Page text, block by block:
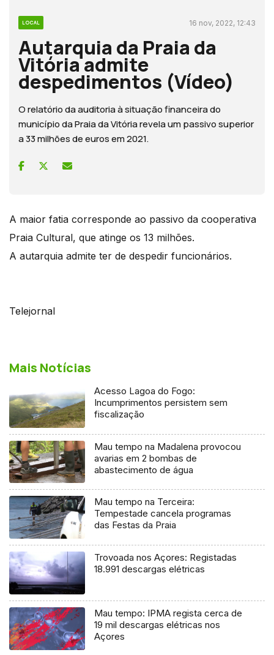
LOCAL 16 nov, 2022, 12:43
Autarquia da Praia da
Vitória admite
despedimentos (Vídeo)
O relatório da auditoria à situação financeira do
município da Praia da Vitória revela um passivo superior
a 33 milhões de euros em 2021.
A maior fatia corresponde ao passivo da cooperativa
Praia Cultural, que atinge os 13 milhões.
A autarquia admite ter de despedir funcionários.
Telejornal
Mais Notícias
Acesso Lagoa do Fogo:
Incumprimentos persistem sem
fiscalização
Mau tempo na Madalena provocou
avarias em 2 bombas de
abastecimento de água
Mau tempo na Terceira:
Tempestade cancela programas
das Festas da Praia
Trovoada nos Açores: Registadas
18.991 descargas elétricas
Mau tempo: IPMA regista cerca de
19 mil descargas elétricas nos
Açores